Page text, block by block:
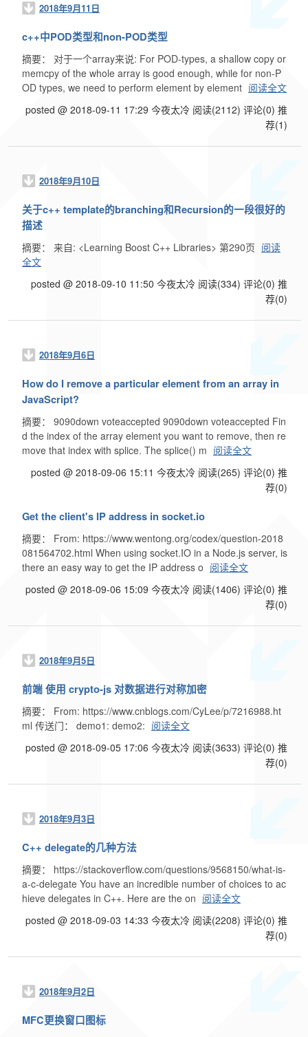
2018年9月11日
c++中POD类型和non-POD类型
摘要： 对于一个array来说: For POD-types, a shallow copy or
memcpy of the whole array is good enough, while for non-P
OD types, we need to perform element by element 阅读全文
posted @ 2018-09-11 17:29 今夜太冷 阅读(2112) 评论(0) 推
荐(1)
2018年9月10日
关于c++ template的branching和Recursion的一段很好的
描述
摘要： 来自: <Learning Boost C++ Libraries> 第290页 阅读
全文
posted @ 2018-09-10 11:50 今夜太冷 阅读(334) 评论(0) 推
荐(0)
2018年9月6日
How do I remove a particular element from an array in
JavaScript?
摘要： 9090down voteaccepted 9090down voteaccepted Fin
d the index of the array element you want to remove, then re
move that index with splice. The splice() m 阅读全文
posted @ 2018-09-06 15:11 今夜太冷 阅读(265) 评论(0) 推
荐(0)
Get the client's IP address in socket.io
摘要： From: https://www.wentong.org/codex/question-2018
081564702.html When using socket.IO in a Node.js server, is
there an easy way to get the IP address o 阅读全文
posted @ 2018-09-06 15:09 今夜太冷 阅读(1406) 评论(0) 推
荐(0)
2018年9月5日
前端 使用 crypto-js 对数据进行对称加密
摘要： From: https://www.cnblogs.com/CyLee/p/7216988.ht
ml 传送门： demo1: demo2: 阅读全文
posted @ 2018-09-05 17:06 今夜太冷 阅读(3633) 评论(0) 推
荐(0)
2018年9月3日
C++ delegate的几种方法
摘要： https://stackoverflow.com/questions/9568150/what-is-
a-c-delegate You have an incredible number of choices to ac
hieve delegates in C++. Here are the on 阅读全文
posted @ 2018-09-03 14:33 今夜太冷 阅读(2208) 评论(0) 推
荐(0)
2018年9月2日
MFC更换窗口图标